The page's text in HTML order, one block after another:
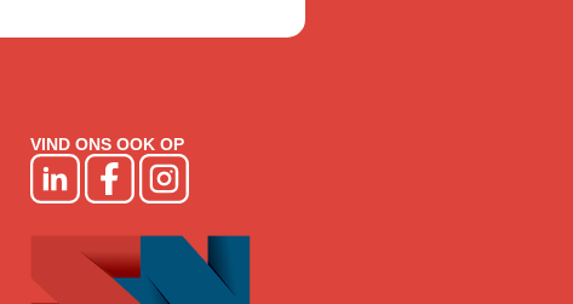
VIND ONS OOK OP